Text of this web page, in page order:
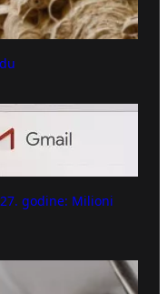
godine: Milioni